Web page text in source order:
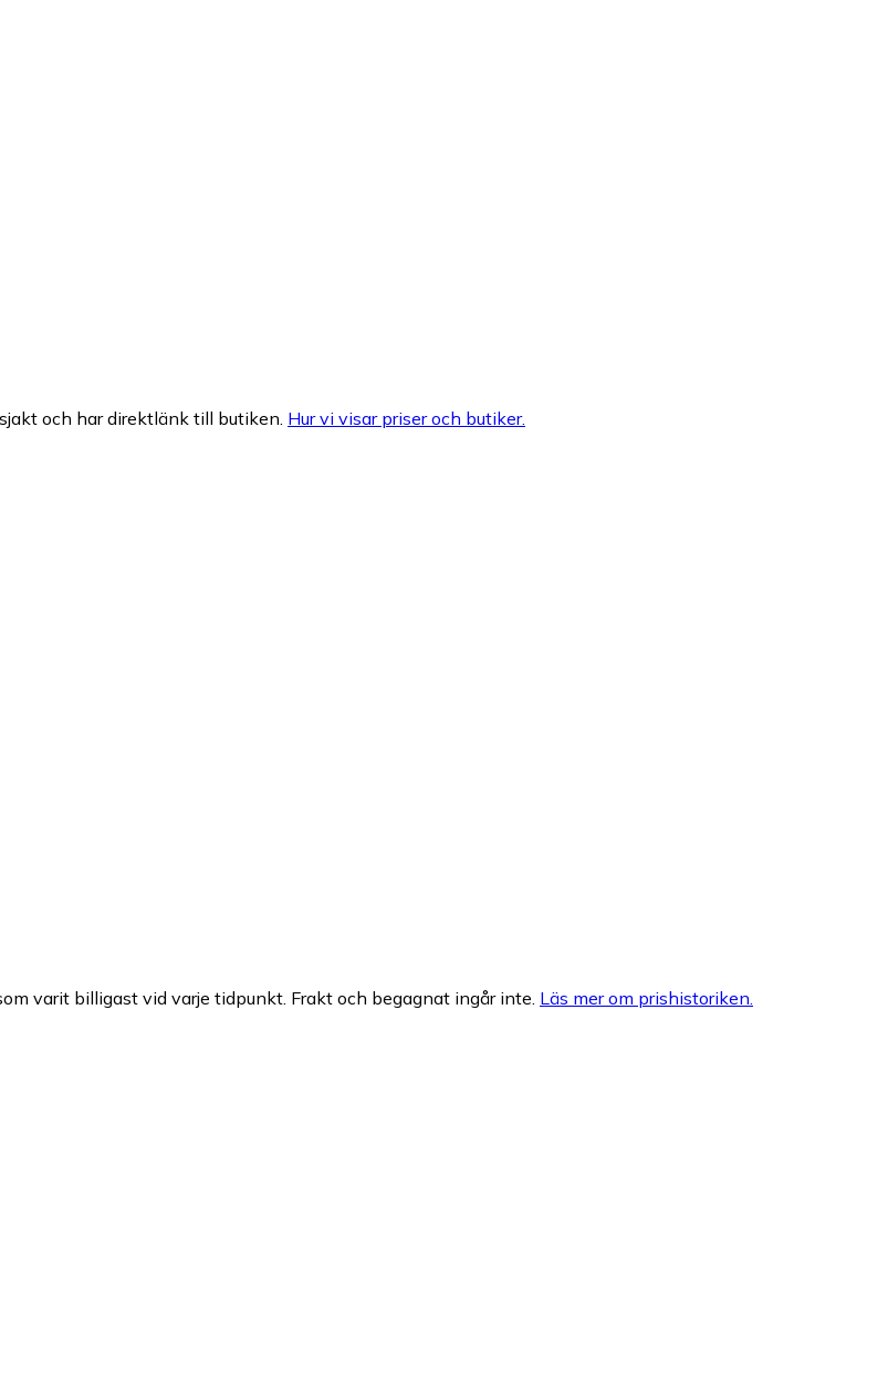
och har direktlänk till butiken. Hur vi visar priser och butiker.
varit billigast vid varje tidpunkt. Frakt och begagnat ingår inte. Läs mer om prishistoriken.